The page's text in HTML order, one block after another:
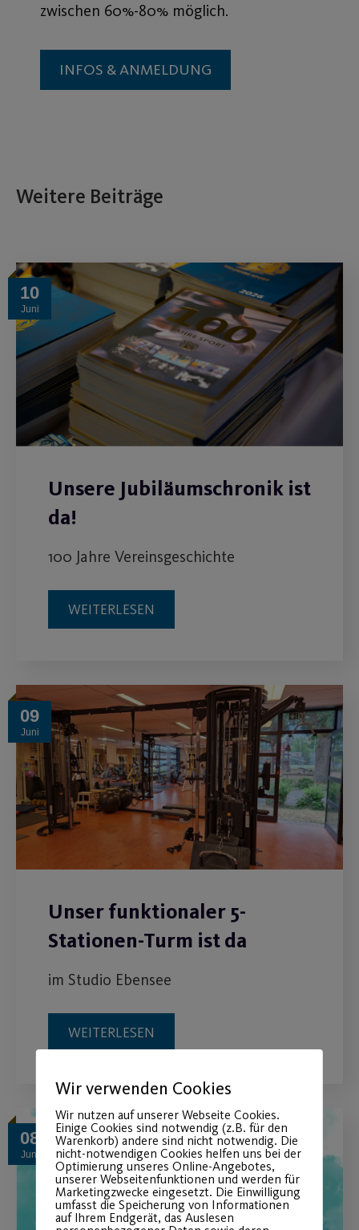
zwischen 60%-80% möglich.
INFOS & ANMELDUNG
Weitere Beiträge
10
Juni
Unsere Jubiläumschronik ist
da!
100 Jahre Vereinsgeschichte
WEITERLESEN
09
Juni
Unser funktionaler 5-
Stationen-Turm ist da
im Studio Ebensee
WEITERLESEN
08
Juni
Wir verwenden Cookies
Wir nutzen auf unserer Webseite Cookies.
Einige Cookies sind notwendig (z.B. für den
Warenkorb) andere sind nicht notwendig. Die
nicht-notwendigen Cookies helfen uns bei der
Optimierung unseres Online-Angebotes,
unserer Webseitenfunktionen und werden für
Marketingzwecke eingesetzt. Die Einwilligung
umfasst die Speicherung von Informationen
auf Ihrem Endgerät, das Auslesen